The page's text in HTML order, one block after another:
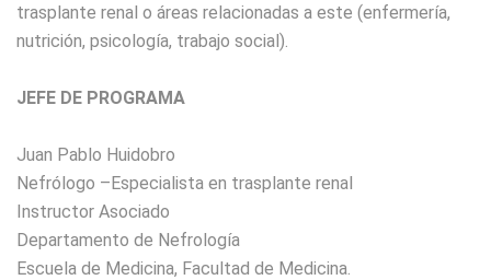
trasplante renal o áreas relacionadas a este (enfermería,
nutrición, psicología, trabajo social).
JEFE DE PROGRAMA
Juan Pablo Huidobro
Nefrólogo –Especialista en trasplante renal
Instructor Asociado
Departamento de Nefrología
Escuela de Medicina, Facultad de Medicina.